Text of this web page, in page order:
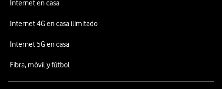
Internet en casa
Internet 4G en casa ilimitado
Internet 5G en casa
Fibra, móvil y fútbol